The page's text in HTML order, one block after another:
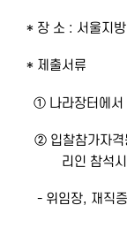
* 장 소 : 서울지방
* 제출서류
① 나라장터에서
② 입찰참가자격등
리인 참석
- 위임장, 재직증